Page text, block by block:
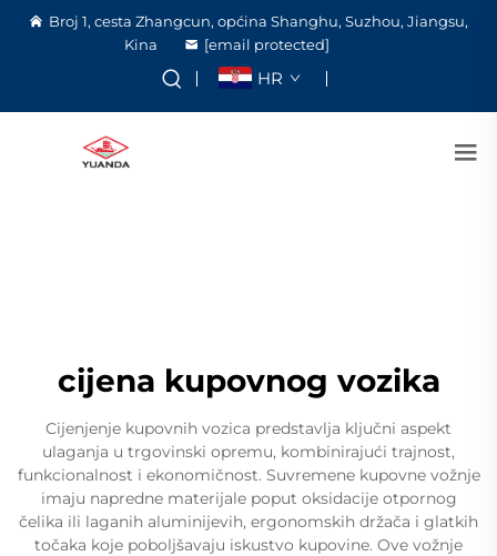
Broj 1, cesta Zhangcun, općina Shanghu, Suzhou, Jiangsu,
Kina
[email protected]
HR
cijena kupovnog vozika
Cijenjenje kupovnih vozica predstavlja ključni aspekt
ulaganja u trgovinski opremu, kombinirajući trajnost,
funkcionalnost i ekonomičnost. Suvremene kupovne vožnje
imaju napredne materijale poput oksidacije otpornog
čelika ili laganih aluminijevih, ergonomskih držača i glatkih
točaka koje poboljšavaju iskustvo kupovine. Ove vožnje